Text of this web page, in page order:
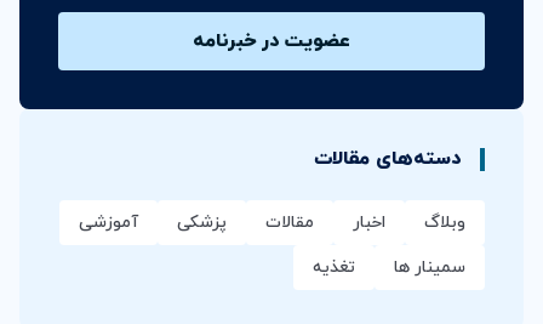
دسته‌های مقالات
وبلاگ اخبار مقالات پزشکی
آموزشی
سمینار ها
تغذیه